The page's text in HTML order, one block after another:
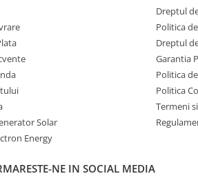
Solar
Energy
Dreptul
Politica
Dreptul
Garantia
Politica
Politica
Termeni
NE IN SOCIAL MEDIA